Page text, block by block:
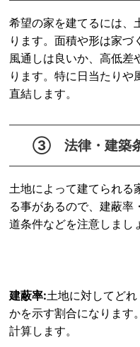
希望の家を建てるには、
ります。面積や形は家
風通しは良いか、高低差
ります。特に日当たりや
直結します。
③ 法律・建築
土地によって建てられる
る事があるので、建蔽率
道条件などを注意しまし
建蔽率:土地に対してど
かを示す割合になります
計算します。